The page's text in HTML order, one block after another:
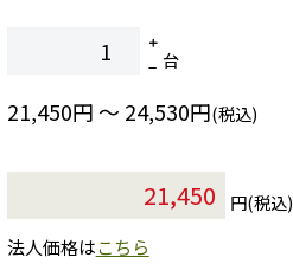
台
21,450円 ～ 24,530円(税込)
円(税込)
法人価格はこちら